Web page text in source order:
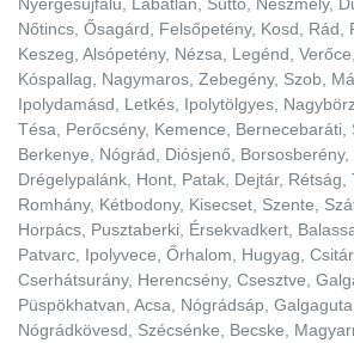
Nőtincs, Ősagárd, Felsőpetény, Kosd, Rád,
Keszeg, Alsópetény, Nézsa, Legénd,
Kóspallag, Nagymaros, Zebegény, Szob,
Ipolydamásd, Letkés, Ipolytölgyes,
Tésa, Perőcsény, Kemence, Bernecebaráti,
Berkenye, Nógrád, Diósjenő, Borsosberény,
Drégelypalánk, Hont, Patak, Dejtár, Rétság,
Romhány, Kétbodony, Kisecset, Szente,
Horpács, Pusztaberki, Érsekvadkert,
Patvarc, Ipolyvece, Őrhalom, Hugyag,
Cserhátsurány, Herencsény, Csesztve,
Püspökhatvan, Acsa, Nógrádsáp,
Nógrádkövesd, Szécsénke, Becske,